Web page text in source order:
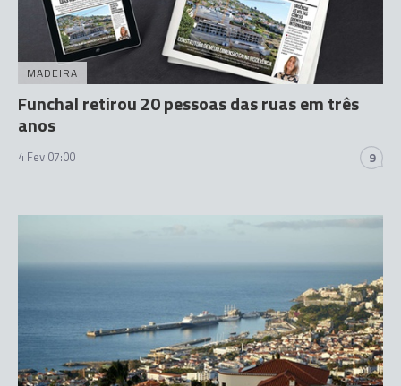
MADEIRA
Funchal retirou 20 pessoas das ruas em três
anos
4 Fev 07:00 9